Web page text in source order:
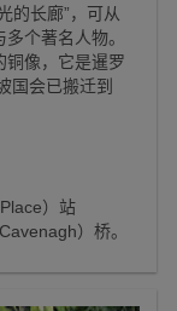
的长廊”，可从
个著名人物。
铜像，它是暹罗
国会已搬迁到
）站
）桥。